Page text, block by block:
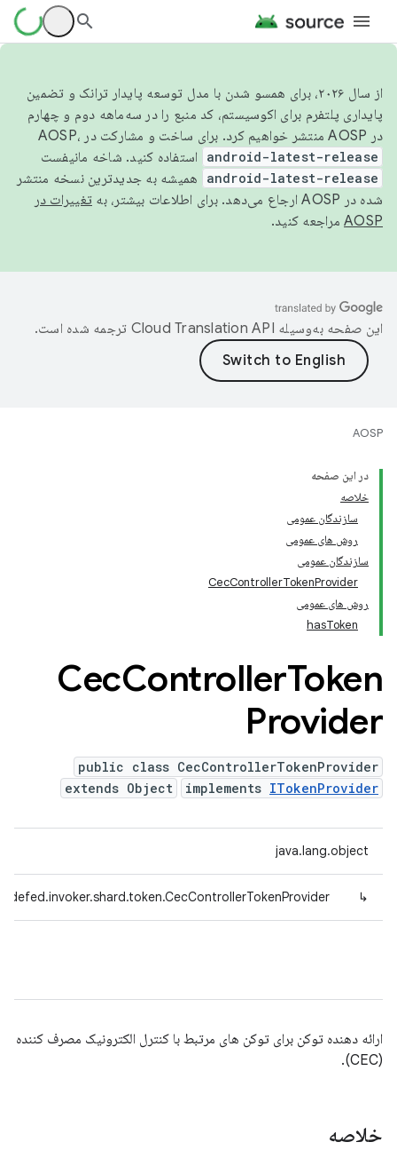
از سال ۲۰۲۶، برای همسو شدن با مدل توسعه پایدار ترانک و تضمین
پایداری پلتفرم برای اکوسیستم، کد منبع را در سه‌ماهه دوم و چهارم
در AOSP منتشر خواهیم کرد. برای ساخت و مشارکت در AOSP،
android-latest-release استفاده کنید. شاخه مانیفست
android-latest-release
همیشه به جدیدترین نسخه منتشر
شده در AOSP ارجاع می‌دهد. برای اطلاعات بیشتر، به
تغییرات در
AOSP مراجعه کنید.
این صفحه به‌وسیله ترجمه شده است.
AOSP
در این صفحه
خلاصه
سازندگان عمومی
روش های عمومی
سازندگان عمومی
CecControllerTokenProvider
روش های عمومی
hasToken
CecControllerToken
Provider
public class CecControllerTokenProvider
extends Object
implements ITokenProvider
java.lang.object
↳
ارائه دهنده توکن برای توکن های مرتبط با کنترل الکترونیک مصرف کننده
(CEC).
خلاصه